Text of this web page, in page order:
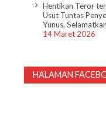
Hentikan Teror
Usut Tuntas
Yunus,
14 Maret 2026
HALAMAN